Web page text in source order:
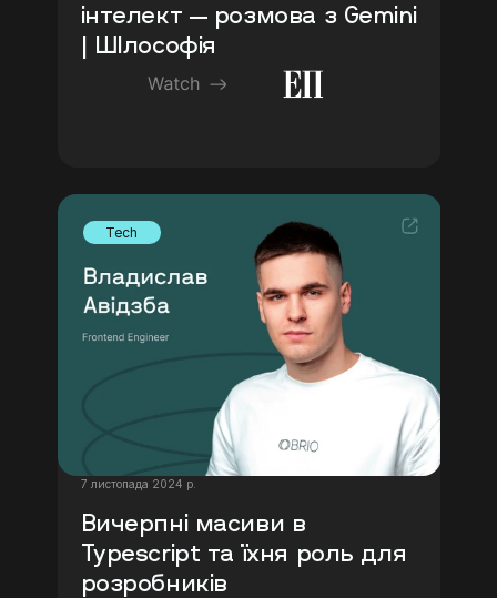
інтелект — розмова з Gemini
| ШІлософія
Tech
7 листопада 2024 р.
Вичерпні масиви в
Typescript та їхня роль для
розробників